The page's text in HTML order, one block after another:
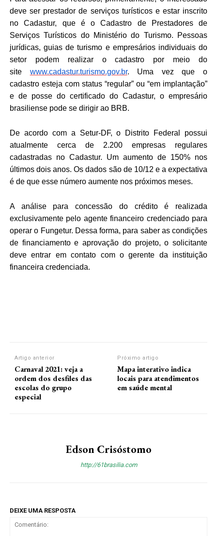
deve ser prestador de serviços turísticos e estar inscrito
no Cadastur, que é o Cadastro de Prestadores de
Serviços Turísticos do Ministério do Turismo. Pessoas
jurídicas, guias de turismo e empresários individuais do
setor podem realizar o cadastro por meio do
site www.cadastur.turismo.gov.br. Uma vez que o
cadastro esteja com status “regular” ou “em implantação”
e de posse do certificado do Cadastur, o empresário
brasiliense pode se dirigir ao BRB.
De acordo com a Setur-DF, o Distrito Federal possui
atualmente cerca de 2.200 empresas regulares
cadastradas no Cadastur. Um aumento de 150% nos
últimos dois anos. Os dados são de 10/12 e a expectativa
é de que esse número aumente nos próximos meses.
A análise para concessão do crédito é realizada
exclusivamente pelo agente financeiro credenciado para
operar o Fungetur. Dessa forma, para saber as condições
de financiamento e aprovação do projeto, o solicitante
deve entrar em contato com o gerente da instituição
financeira credenciada.
Artigo anterior
Carnaval 2021: veja a
ordem dos desfiles das
escolas do grupo
especial
Próximo artigo
Mapa interativo indica
locais para atendimentos
em saúde mental
Edson Crisóstomo
http://61brasilia.com
DEIXE UMA RESPOSTA